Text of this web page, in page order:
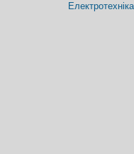
Електротехніка